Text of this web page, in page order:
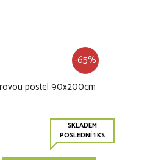
-65%
postel 90x200cm
SKLADEM
POSLEDNÍ 1 KS